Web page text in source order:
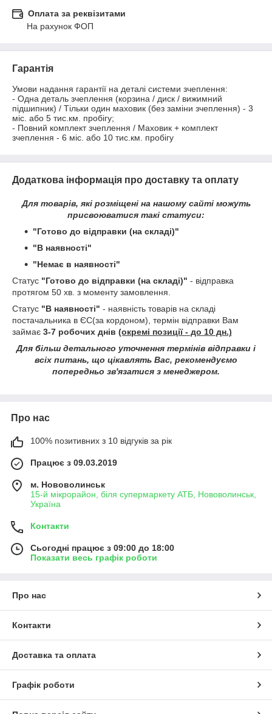
Оплата за реквізитами
На рахунок ФОП
Гарантія
Умови надання гарантії на деталі системи зчеплення:
- Одна деталь зчеплення (корзина / диск / вижимний
підшипник) / Тільки один маховик (без заміни зчеплення) - 3
міс. або 5 тис.км. пробігу;
- Повний комплект зчеплення / Маховик + комплект
зчеплення - 6 міс. або 10 тис.км. пробігу
Додаткова інформація про доставку та оплату
Для товарів, які розміщені на нашому сайті можуть
присвоюватися такі статуси:
"Готово до відправки (на складі)"
"В наявності"
"Немає в наявності"
Статус "Готово до відправки (на складі)" - відправка
протягом 50 хв. з моменту замовлення.
Статус "В наявності" - наявність товарів на складі
постачальника в ЄС(за кордоном), термін відправки Вам
займає 3-7 робочих днів (окремі позиції - до 10 дн.)
Для більш детального уточнення термінів відправки і
всіх питань, що цікавлять Вас, рекомендуємо
попередньо зв'язатися з менеджером.
Про нас
100% позитивних з 10 відгуків за рік
Працює з 09.03.2019
м. Нововолинськ
15-й мікрорайон, біля супермаркету АТБ, Нововолинськ,
Україна
Контакти
Сьогодні працює з 09:00 до 18:00
Показати весь графік роботи
Про нас
Контакти
Доставка та оплата
Графік роботи